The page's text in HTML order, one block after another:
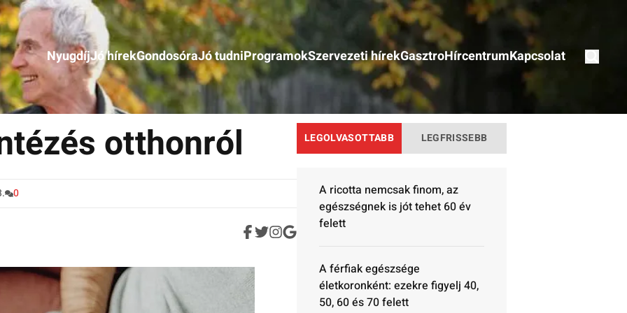
NyugdíjJó hírekGondosóraJó tudniProgramokSzervezeti hírekGasztroHírcentrumKapcsolat
otthonról
0
LEGOLVASOTTABB LEGFRISSEBB
A ricotta nemcsak finom, az
egészségnek is jót tehet 60 év
felett
A férfiak egészsége
életkoronként: ezekre figyelj 40,
50, 60 és 70 felett